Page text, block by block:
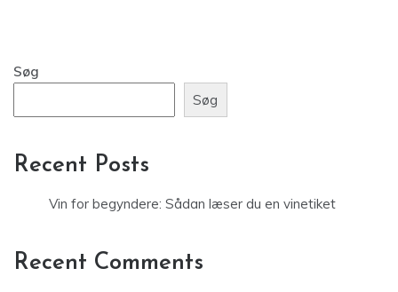
Søg
Søg
Recent Posts
Vin for begyndere: Sådan læser du en vinetiket
Recent Comments